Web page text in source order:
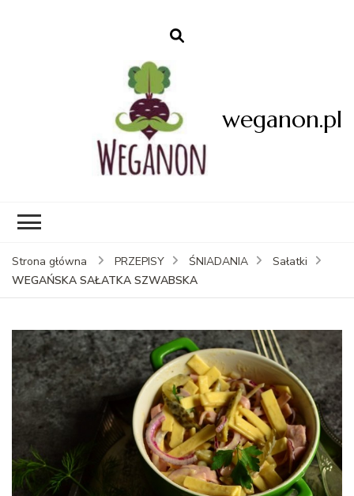
weganon.pl
Strona główna PRZEPISY ŚNIADANIA
Sałatki
WEGAŃSKA SAŁATKA SZWABSKA